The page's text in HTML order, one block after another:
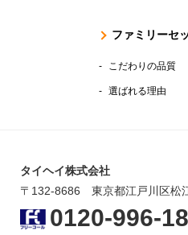
ファミリーセ
こだわりの品質
選ばれる理由
タイヘイ株式会社
〒132-8686 東京都江戸川区松
0120-996-